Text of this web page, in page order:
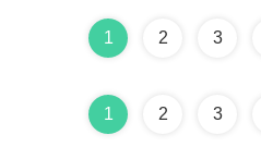
1 2 3
1 2 3